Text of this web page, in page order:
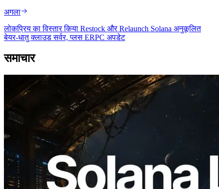
अगला
लोकप्रिय का विस्तार किया Restock और Relaunch Solana अनुकूलित
बेयर-धातु क्लाउड सर्वर, प्लस ERPC अपडेट
समाचार